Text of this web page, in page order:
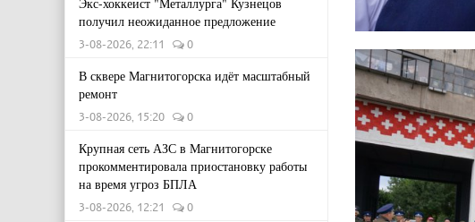
получил неожиданное предложение
3-08-2026, 22:11 0
В сквере Магнитогорска идёт масштабный
ремонт
3-08-2026, 15:20 0
Крупная сеть АЗС в Магнитогорске
прокомментировала приостановку работы
на время угроз БПЛА
3-08-2026, 12:21 0